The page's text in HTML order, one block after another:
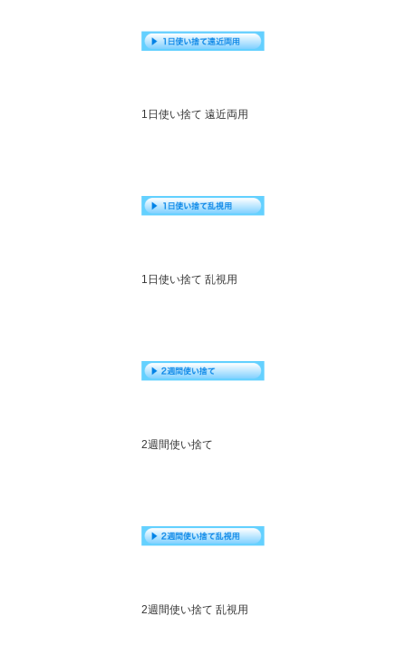
1日使い捨て 遠近両用
1日使い捨て 乱視用
2週間使い捨て
2週間使い捨て 乱視用